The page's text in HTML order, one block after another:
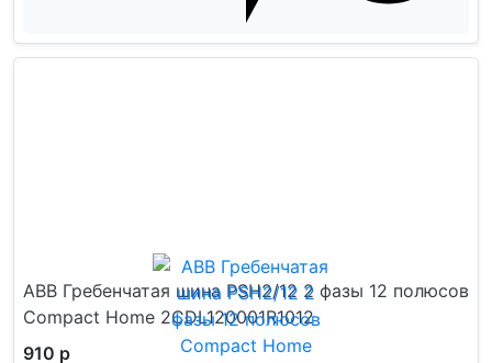
ABB Гребенчатая шина PSH2/12 2 фазы 12 полюсов
Compact Home 2CDL120001R1012
910 р